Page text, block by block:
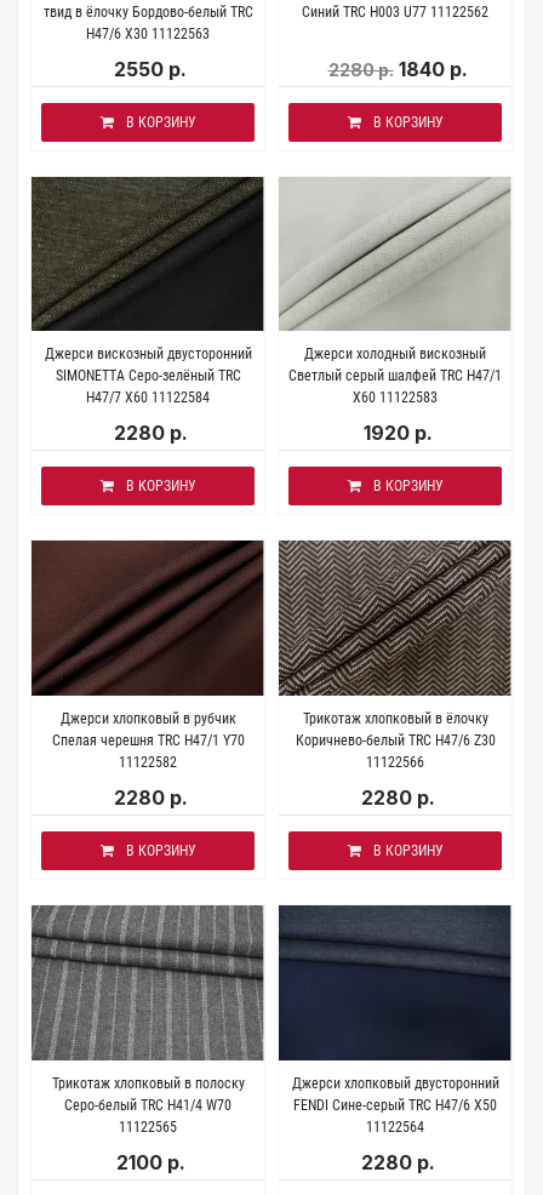
твид в ёлочку Бордово-белый TRC
H47/6 X30 11122563
2550 р.
В КОРЗИНУ
Синий TRC H003 U77 11122562
2280 р. 1840 р.
В КОРЗИНУ
Джерси вискозный двусторонний
SIMONETTA Серо-зелёный TRC
H47/7 X60 11122584
2280 р.
В КОРЗИНУ
Джерси холодный вискозный
Светлый серый шалфей TRC H47/1
X60 11122583
1920 р.
В КОРЗИНУ
Джерси хлопковый в рубчик
Спелая черешня TRC H47/1 Y70
11122582
2280 р.
В КОРЗИНУ
Трикотаж хлопковый в ёлочку
Коричнево-белый TRC H47/6 Z30
11122566
2280 р.
В КОРЗИНУ
Трикотаж хлопковый в полоску
Серо-белый TRC H41/4 W70
11122565
2100 р.
Джерси хлопковый двусторонний
FENDI Сине-серый TRC H47/6 X50
11122564
2280 р.